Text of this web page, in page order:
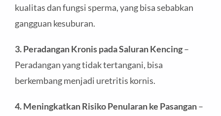
kualitas dan fungsi sperma, yang bisa sebabkan
gangguan kesuburan.
3. Peradangan Kronis pada Saluran Kencing–
Peradangan yang tidak tertangani, bisa
berkembang menjadi uretritis kornis.
4. Meningkatkan Risiko Penularan ke Pasangan–